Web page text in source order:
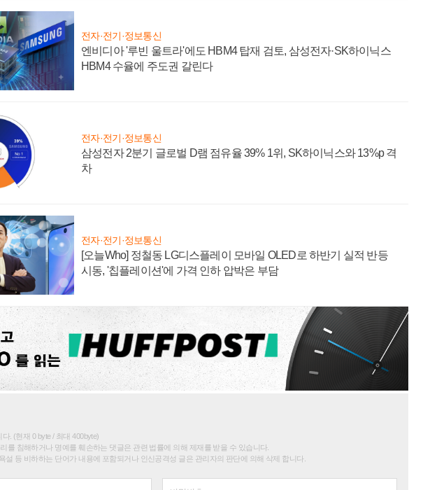
전자·전기·정보통신
엔비디아 '루빈 울트라'에도 HBM4 탑재 검토, 삼성전자·SK하이닉스
HBM4 수율에 주도권 갈린다
전자·전기·정보통신
삼성전자 2분기 글로벌 D램 점유율 39% 1위, SK하이닉스와 13%p 격
차
전자·전기·정보통신
[오늘Who] 정철동 LG디스플레이 모바일 OLED로 하반기 실적 반등
시동, '칩플레이션'에 가격 인하 압박은 부담
. (현재 0 byte / 최대 400byte)
를 침해하거나 명예를 훼손하는 댓글은 관련 법률에 의해 제재를 받을 수 있습니다.
설 등 비하하는 단어가 내용에 포함되거나 인신공격성 글은 관리자의 판단에 의해 삭제 합니다.